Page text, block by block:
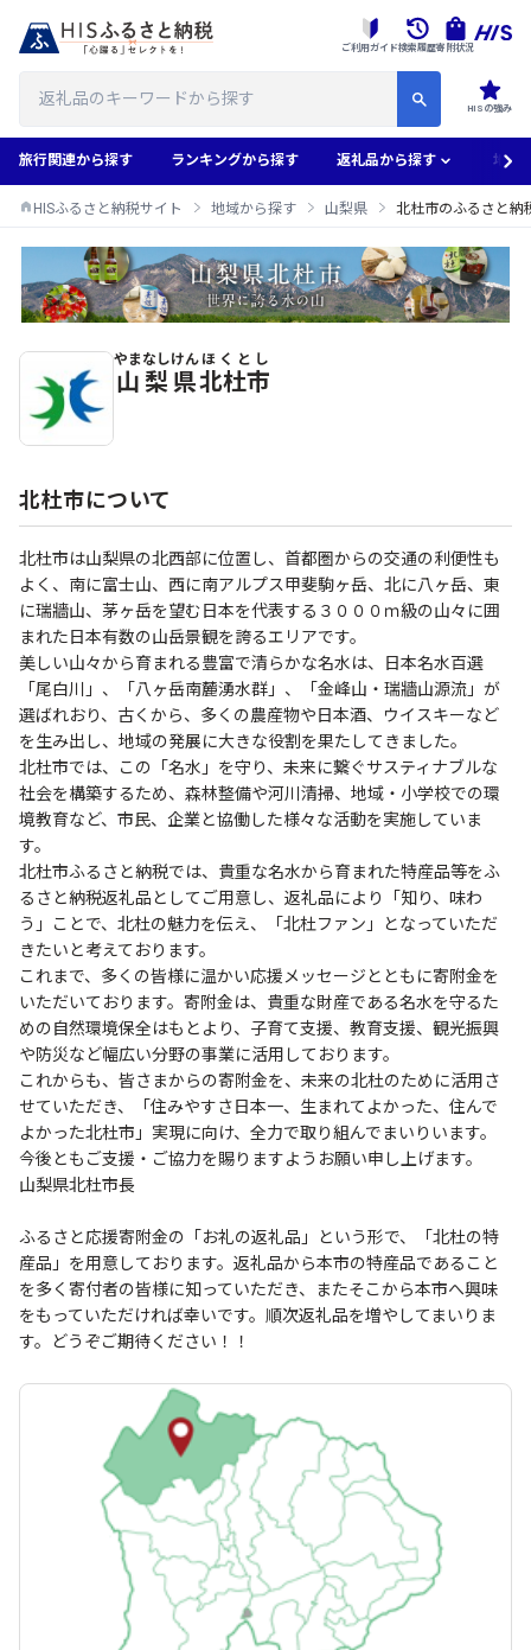
HISの強み
ご利用ガイド検索履歴寄附状況
旅行関連から探す ランキングから探す 返礼品から探す 地域
HISふるさと納税サイト 地域から探す 山梨県 北杜市のふるさと納
北杜市のふるさと納税返礼品一覧
山梨県
やまなしけん
北杜市
ほくとし
北杜市について
北杜市は山梨県の北西部に位置し、首都圏からの交通の利便性も
よく、南に富士山、西に南アルプス甲斐駒ヶ岳、北に八ヶ岳、東
に瑞牆山、茅ヶ岳を望む日本を代表する３０００ｍ級の山々に囲
まれた日本有数の山岳景観を誇るエリアです。
美しい山々から育まれる豊富で清らかな名水は、日本名水百選
「尾白川」、「八ヶ岳南麓湧水群」、「金峰山・瑞牆山源流」が
選ばれおり、古くから、多くの農産物や日本酒、ウイスキーなど
を生み出し、地域の発展に大きな役割を果たしてきました。
北杜市では、この「名水」を守り、未来に繋ぐサスティナブルな
社会を構築するため、森林整備や河川清掃、地域・小学校での環
境教育など、市民、企業と協働した様々な活動を実施していま
す。
北杜市ふるさと納税では、貴重な名水から育まれた特産品等をふ
るさと納税返礼品としてご用意し、返礼品により「知り、味わ
う」ことで、北杜の魅力を伝え、「北杜ファン」となっていただ
きたいと考えております。
これまで、多くの皆様に温かい応援メッセージとともに寄附金を
いただいております。寄附金は、貴重な財産である名水を守るた
めの自然環境保全はもとより、子育て支援、教育支援、観光振興
や防災など幅広い分野の事業に活用しております。
これからも、皆さまからの寄附金を、未来の北杜のために活用さ
せていただき、「住みやすさ日本一、生まれてよかった、住んで
よかった北杜市」実現に向け、全力で取り組んでまいりいます。
今後ともご支援・ご協力を賜りますようお願い申し上げます。
山梨県北杜市長
ふるさと応援寄附金の「お礼の返礼品」という形で、「北杜の特
産品」を用意しております。返礼品から本市の特産品であること
を多く寄付者の皆様に知っていただき、またそこから本市へ興味
をもっていただければ幸いです。順次返礼品を増やしてまいりま
す。どうぞご期待ください！！